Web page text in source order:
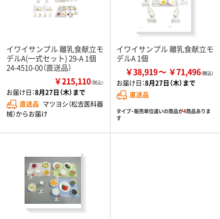
イワイサンプル 離乳食献立モ
デルA(一式セット) 29-A 1個
24-4510-00（直送品）
￥215,110（税込）
お届け日：8月27日（木）まで
直送品 マツヨシ（松吉医科器
械）からお届け
イワイサンプル 離乳食献立モ
デルA 1個
￥38,919 ￥71,496
お届け日：8月27日（木）まで
直送品
タイプ・販売単位違いの商品が4商品ありま
す